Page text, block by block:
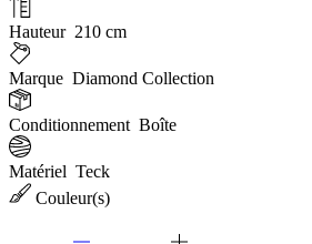
Hauteur 210 cm
Marque Diamond Collection
Conditionnement Boîte
Matériel Teck
Couleur(s)